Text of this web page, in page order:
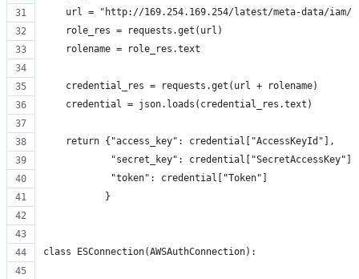
url = "http://169.254.169.254/latest/meta-data/iam/
    role_res = requests.get(url)
    rolename = role_res.text
    credential_res = requests.get(url + rolename)
    credential = json.loads(credential_res.text)
    return {"access_key": credential["AccessKeyId"],
            "secret_key": credential["SecretAccessKey"],
            "token": credential["Token"]
           }
class ESConnection(AWSAuthConnection):